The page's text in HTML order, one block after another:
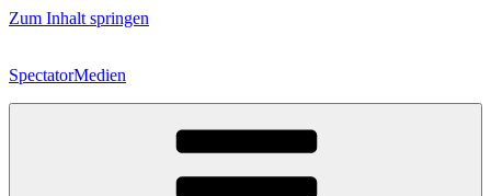
Zum Inhalt springen
SpectatorMedien